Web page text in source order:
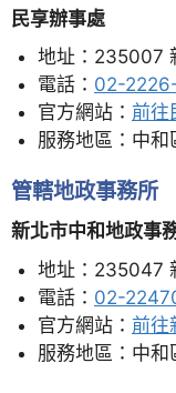
民享辦事處
地址：235007
電話： 02-
官方網站： 前往
服務地區：中和
管轄地政事務所
新北市中和地政事
地址：235047
電話： 02-
官方網站： 前往
服務地區：中和